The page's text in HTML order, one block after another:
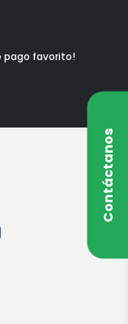
pago favorito!
Contáctanos